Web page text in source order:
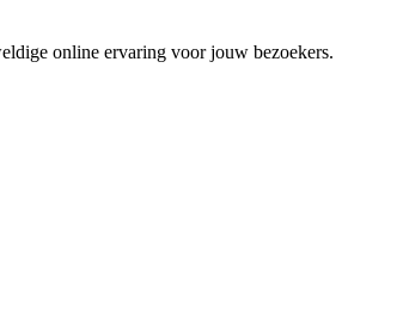
online ervaring voor jouw bezoekers.